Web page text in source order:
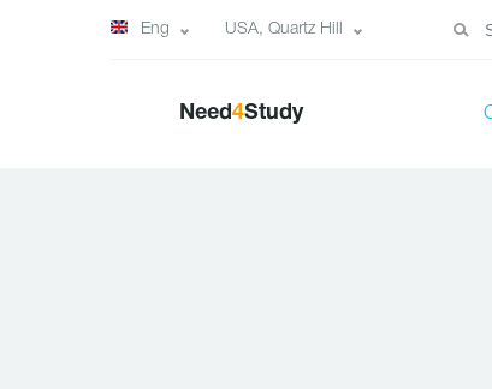
Eng USA, Quartz Hill
Need4Study